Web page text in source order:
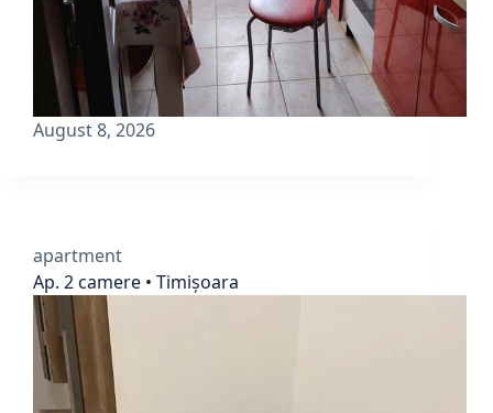
August 8, 2026
apartment
Ap. 2 camere • Timișoara